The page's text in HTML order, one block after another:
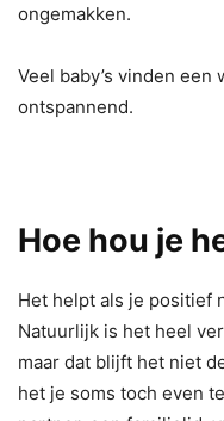
ongemakken.
Veel baby’s vinden
ontspannend.
Hoe hou je
Het helpt als je positief
Natuurlijk is het heel
maar dat blijft het niet
het je soms toch even